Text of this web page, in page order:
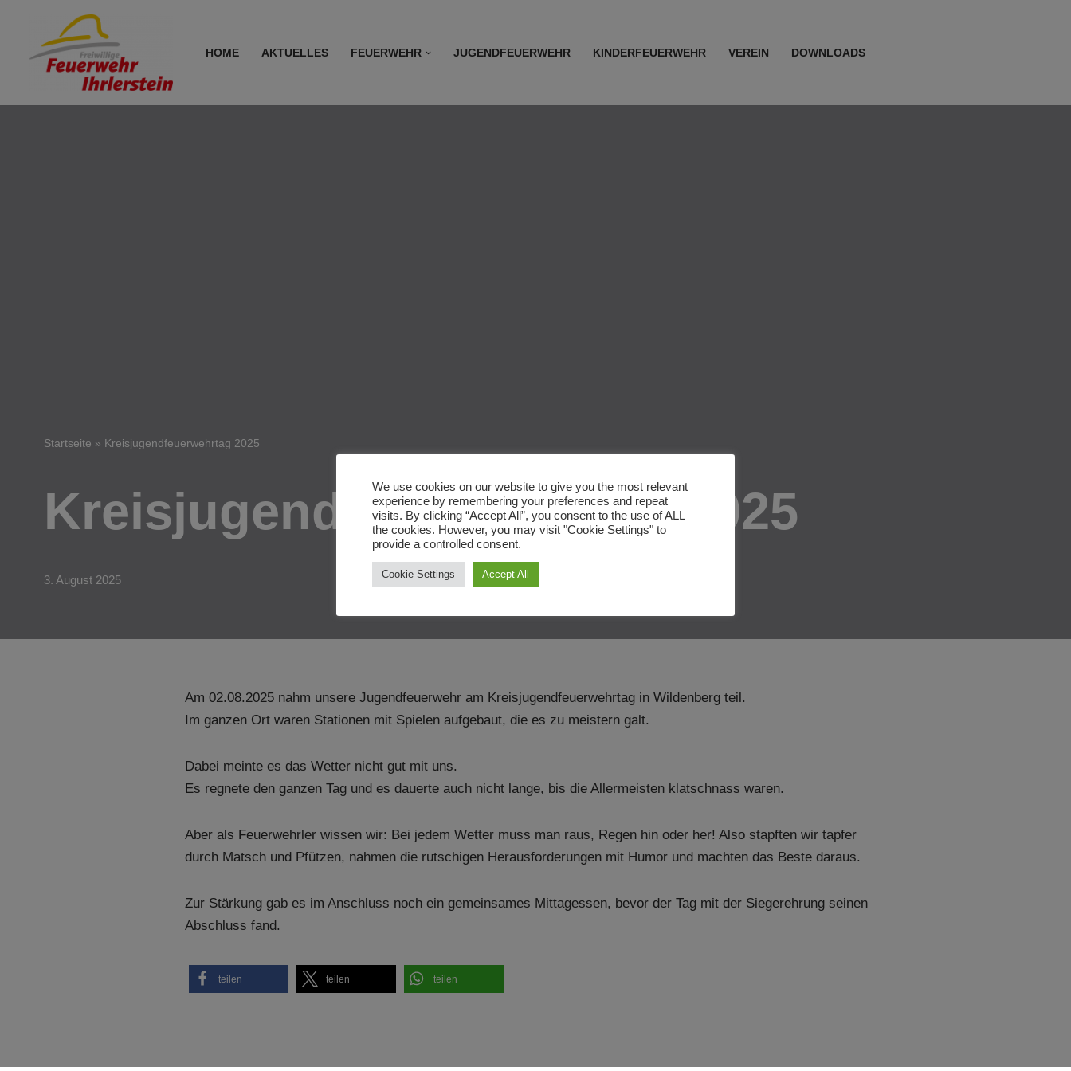
HOME AKTUELLES FEUERWEHR JUGENDFEUERWEHR KINDERFEUERWEHR VEREIN DOWNLOADS
Startseite » Kreisjugendfeuerwehrtag 2025
Kreisjugendfeuerwehrtag 2025
3. August 2025
Am 02.08.2025 nahm unsere Jugendfeuerwehr am Kreisjugendfeuerwehrtag in Wildenberg teil.
Im ganzen Ort waren Stationen mit Spielen aufgebaut, die es zu meistern galt.
Dabei meinte es das Wetter nicht gut mit uns.
Es regnete den ganzen Tag und es dauerte auch nicht lange, bis die Allermeisten klatschnass waren.
Aber als Feuerwehrler wissen wir: Bei jedem Wetter muss man raus, Regen hin oder her! Also stapften wir tapfer
durch Matsch und Pfützen, nahmen die rutschigen Herausforderungen mit Humor und machten das Beste daraus.
Zur Stärkung gab es im Anschluss noch ein gemeinsames Mittagessen, bevor der Tag mit der Siegerehrung seinen
Abschluss fand.
teilen teilen teilen
We use cookies on our website to give you the most relevant
experience by remembering your preferences and repeat
visits. By clicking “Accept All”, you consent to the use of ALL
the cookies. However, you may visit "Cookie Settings" to
provide a controlled consent.
Cookie Settings Accept All